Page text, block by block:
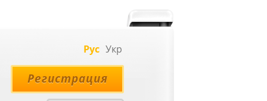
Рус Укр
Регистрация